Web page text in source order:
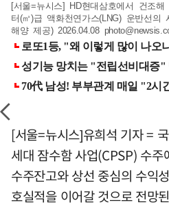
[서울=뉴시스] HD현대삼호에서 건조
터(㎥)급 액화천연가스(LNG) 운반선의
해양 제공) 2026.04.08
[서울=뉴시스]유희석 기자 =
세대 잠수함 사업(CPSP) 수
수주잔고와 상선 중심의 수익
호실적을 이어갈 것으로 전망